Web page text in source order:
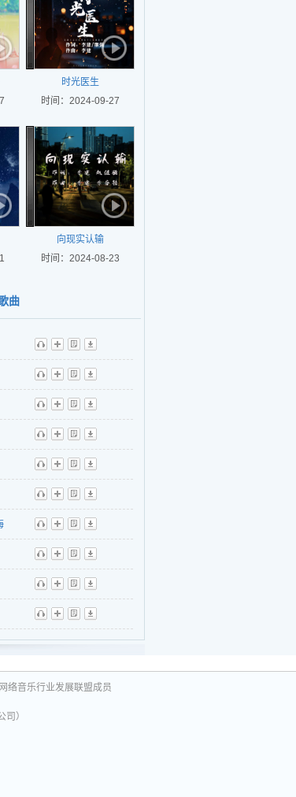
时光医生
时间：2024-09-27
向现实认输
时间：2024-08-23
曲
听
播 歌 下
听
播 歌 下
听
播 歌 下
听
播 歌 下
听
播 歌 下
听
播 歌 下
听
播 歌 下
听
播 歌 下
听
播 歌 下
听
播 歌 下
|网络音乐行业发展联盟成员
）